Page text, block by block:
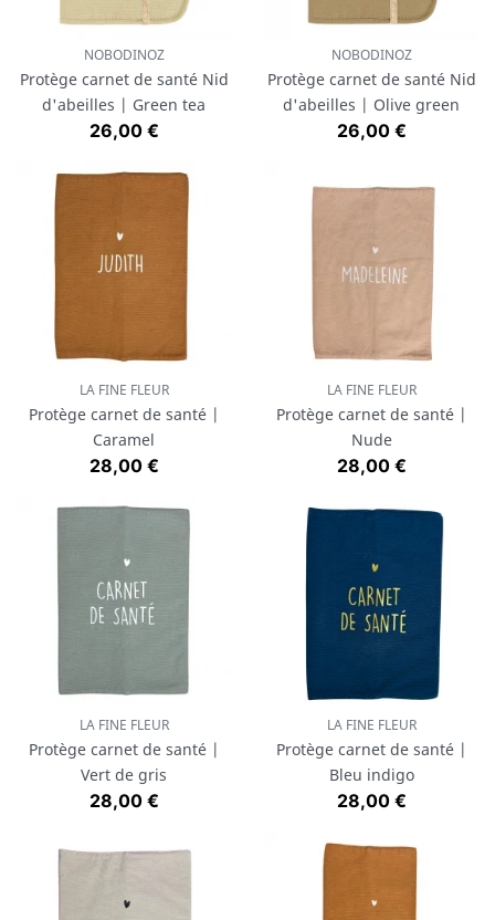
NOBODINOZ
Protège carnet de santé Nid
d'abeilles | Green tea
Prix
26,00 €
NOBODINOZ
Protège carnet de santé Nid
d'abeilles | Olive green
Prix
26,00 €
LA FINE FLEUR
Protège carnet de santé |
Caramel
Prix
28,00 €
LA FINE FLEUR
Protège carnet de santé |
Nude
Prix
28,00 €
LA FINE FLEUR
Protège carnet de santé |
Vert de gris
Prix
28,00 €
LA FINE FLEUR
Protège carnet de santé |
Bleu indigo
Prix
28,00 €